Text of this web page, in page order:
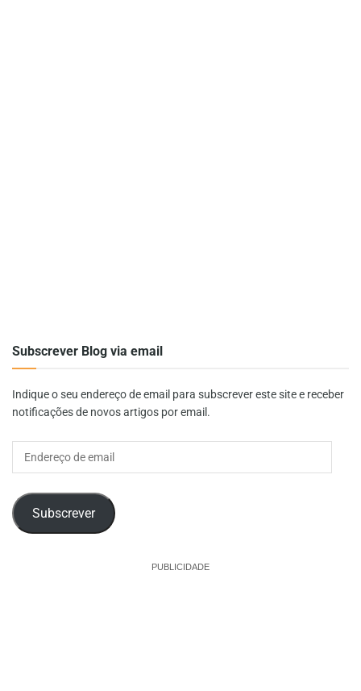
Subscrever Blog via email
Indique o seu endereço de email para subscrever este site e receber
notificações de novos artigos por email.
Subscrever
PUBLICIDADE